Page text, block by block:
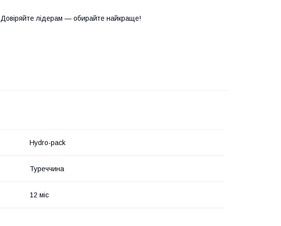
Довіряйте лідерам — обирайте найкраще!
Hydro-pack
Туреччина
12 міс